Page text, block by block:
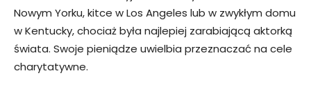
Nowym Yorku, kitce w Los Angeles lub w zwykłym domu
w Kentucky, chociaż była najlepiej zarabiającą aktorką
świata. Swoje pieniądze uwielbia przeznaczać na cele
charytatywne.